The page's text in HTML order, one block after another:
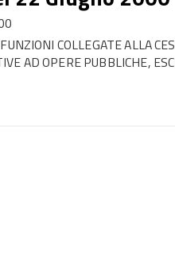
COLLEGATE ALLA
AD OPERE PUBBLICHE,